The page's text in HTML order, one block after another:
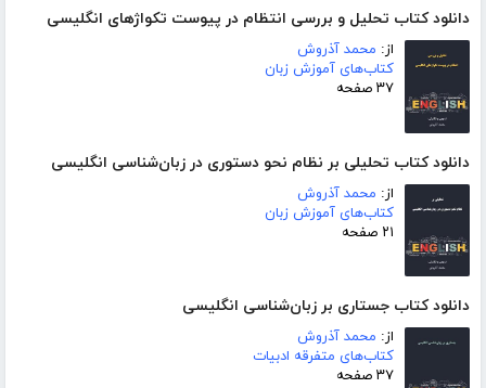
دانلود کتاب تحلیل و بررسی انتظام در پیوست تکواژهای انگلیسی
از: محمد آذروش
کتاب‌های آموزش زبان
۳۷ صفحه
دانلود کتاب تحلیلی بر نظام نحو دستوری در زبان‌شناسی انگلیسی
از: محمد آذروش
کتاب‌های آموزش زبان
۲۱ صفحه
دانلود کتاب جستاری بر زبان‌شناسی انگلیسی
از: محمد آذروش
کتاب‌های متفرقه ادبیات
۳۷ صفحه